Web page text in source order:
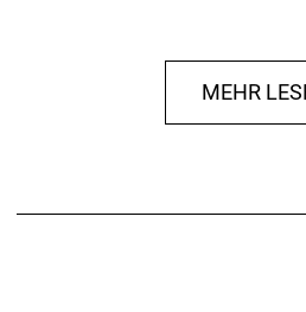
findest große integrierte
bevorzugst die schlankere
gerne mit weniger
MEHR